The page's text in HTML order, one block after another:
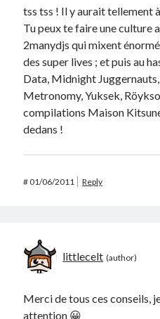
tss tss ! Il y aurait tellement
Tu peux te faire une culture
2manydjs qui mixent
des super lives ; et puis au
Data, Midnight
Metronomy, Yuksek,
compilations Maison
dedans !
#01/06/2011 Reply
littlecelt
Merci de tous ces conseils,
attention 😀